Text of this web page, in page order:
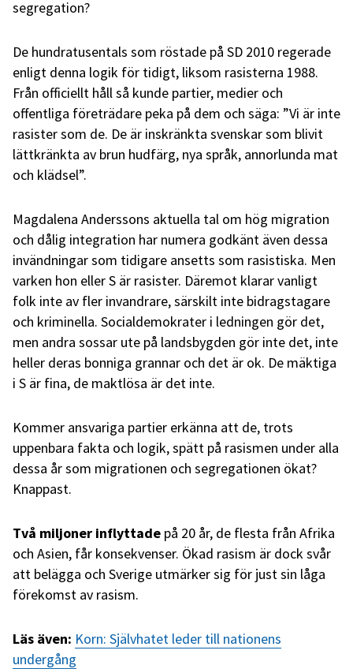
segregation?
De hundratusentals som röstade på SD 2010 regerade
enligt denna logik för tidigt, liksom rasisterna 1988.
Från officiellt håll så kunde partier, medier och
offentliga företrädare peka på dem och säga: ”Vi är inte
rasister som de. De är inskränkta svenskar som blivit
lättkränkta av brun hudfärg, nya språk, annorlunda mat
och klädsel”.
Magdalena Anderssons aktuella tal om hög migration
och dålig integration har numera godkänt även dessa
invändningar som tidigare ansetts som rasistiska. Men
varken hon eller S är rasister. Däremot klarar vanligt
folk inte av fler invandrare, särskilt inte bidragstagare
och kriminella. Socialdemokrater i ledningen gör det,
men andra sossar ute på landsbygden gör inte det, inte
heller deras bonniga grannar och det är ok. De mäktiga
i S är fina, de maktlösa är det inte.
Kommer ansvariga partier erkänna att de, trots
uppenbara fakta och logik, spätt på rasismen under alla
dessa år som migrationen och segregationen ökat?
Knappast.
Två miljoner inflyttade på 20 år, de flesta från Afrika
och Asien, får konsekvenser. Ökad rasism är dock svår
att belägga och Sverige utmärker sig för just sin låga
förekomst av rasism.
Läs även: Korn: Självhatet leder till nationens
undergång